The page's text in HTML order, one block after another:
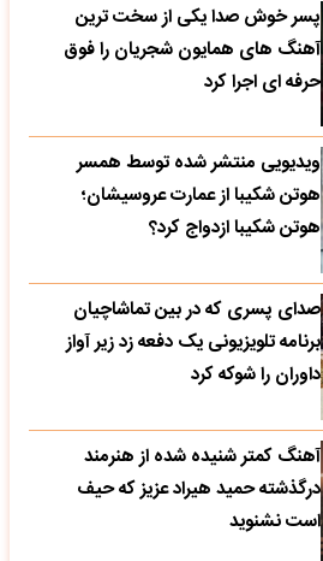
پسر خوش صدا یکی از سخت ترین
آهنگ های همایون شجریان را فوق
حرفه ای اجرا کرد
ویدیویی منتشر شده توسط همسر
هوتن شکیبا از عمارت عروسیشان؛
هوتن شکیبا ازدواج کرد؟
صدای پسری که در بین تماشاچیان
برنامه تلویزیونی یک دفعه زد زیر آواز
داوران را شوکه کرد
آهنگ کمتر شنیده شده از هنرمند
درگذشته حمید هیراد عزیز که حیف
است نشنوید